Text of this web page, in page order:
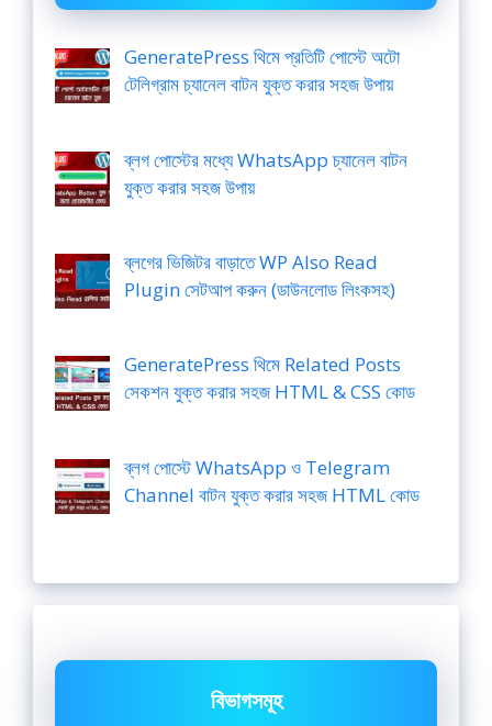
GeneratePress থিমে প্রতিটি পোস্টে অটো
টেলিগ্রাম চ্যানেল বাটন যুক্ত করার সহজ উপায়
ব্লগ পোস্টের মধ্যে WhatsApp চ্যানেল বাটন
যুক্ত করার সহজ উপায়
ব্লগের ভিজিটর বাড়াতে WP Also Read
Plugin সেটআপ করুন (ডাউনলোড লিংকসহ)
GeneratePress থিমে Related Posts
সেকশন যুক্ত করার সহজ HTML & CSS কোড
ব্লগ পোস্টে WhatsApp ও Telegram
Channel বাটন যুক্ত করার সহজ HTML কোড
বিভাগসমূহ